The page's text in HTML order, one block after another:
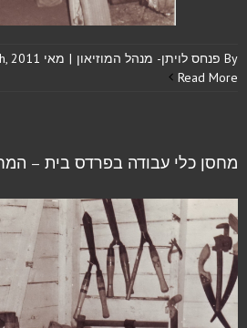
By פנחס לויתן- מנהל המוזיאון | מאי 19th, 2011
Read More
מחסן כלי עבודה בפרדס בית –